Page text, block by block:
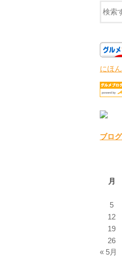
にほ
ブロ
月
5
12
19
26
« 5月